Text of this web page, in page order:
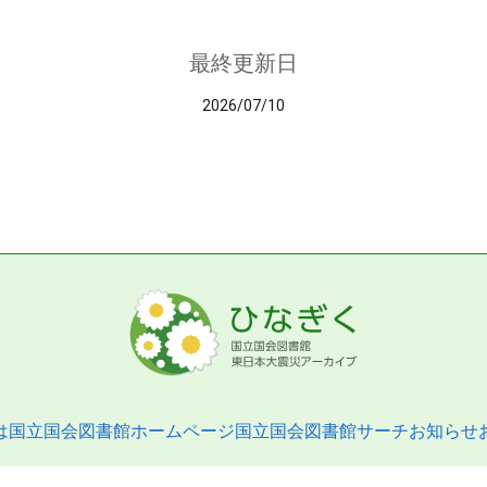
最終更新日
2026/07/10
国立国会図書館ホームページ国立国会図書館サーチお知らせ